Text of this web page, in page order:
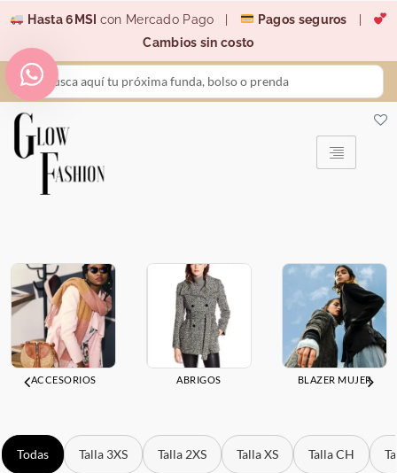
contenido
Hasta 6MSI con Mercado Pago | Pagos seguros
Cambios sin costo
Search
...
ACCESORIOS ABRIGOS BLAZER MUJER
Todas Talla 3XS Talla 2XS Talla XS Talla CH